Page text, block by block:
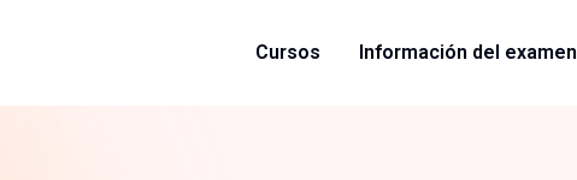
Cursos Información del examen